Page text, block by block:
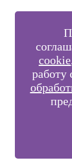
cookie
работу